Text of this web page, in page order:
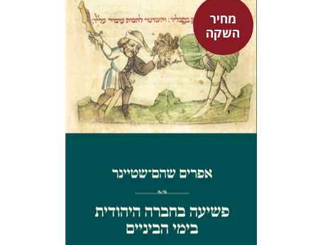
מחיר
השקה
אפרים שהם-שטיינר
מחיר השקה
$42
$29